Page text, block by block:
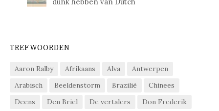
TREFWOORDEN
Aaron Ralby Afrikaans Alva
Antwerpen
Arabisch
Beeldenstorm Brazilië
Chinees
Deens
Den Briel De vertalers
Don Frederik